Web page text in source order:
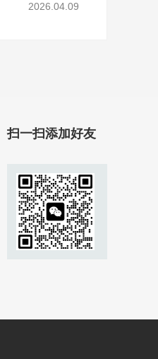
2026.04.09
扫一扫添加好友